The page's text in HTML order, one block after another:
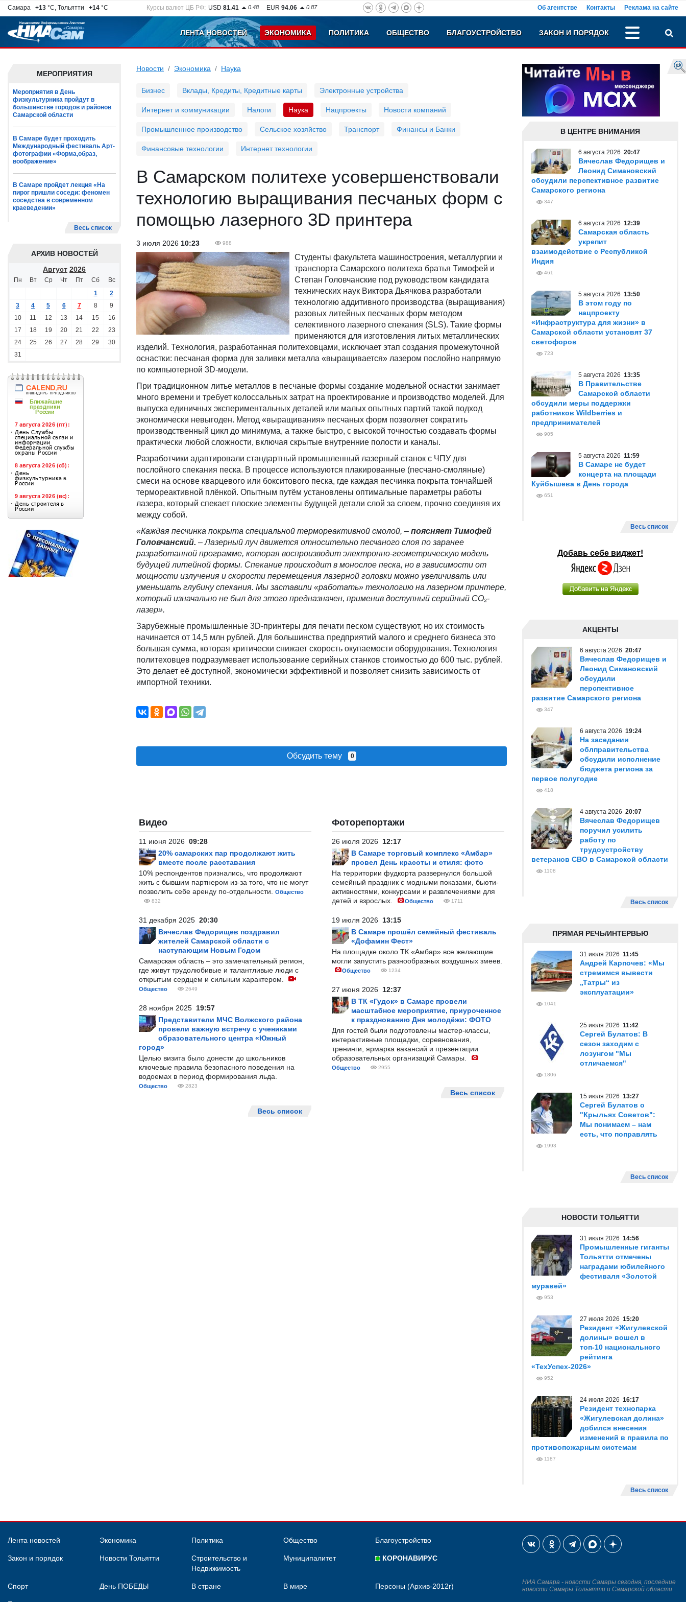
Самара +13 °C, Тольятти +14 °C Курсы валют ЦБ РФ: USD 81.41 0.48 EUR 94.06 0.87 Об агентстве Контакты Реклама на сайте
ЛЕНТА НОВОСТЕЙ ЭКОНОМИКА ПОЛИТИКА ОБЩЕСТВО БЛАГОУСТРОЙСТВО ЗАКОН И ПОРЯДОК
МЕРОПРИЯТИЯ
Мероприятия в День
физкультурника пройдут в
большинстве городов и районов
Самарской области
В Самаре будет проходить
Международный фестиваль Арт-
фотографии «Форма,образ,
воображение»
В Самаре пройдет лекция «На
пирог пришли соседи: феномен
соседства в современном
краеведении»
Весь список
АРХИВ НОВОСТЕЙ
Август 2026
Пн Вт Ср Чт Пт Сб
Вс
1
2
3
4 5 6 7 8
9
10
11 12 13 14 15
16
17
18 19 20 21 22
23
24
25 26 27 28 29
30
31
Новости Экономика Наука
Бизнес Вклады, Кредиты, Кредитные карты Электронные устройства
Интернет и коммуникации Налоги Наука Нацпроекты Новости компаний
Промышленное производство Сельское хозяйство Транспорт Финансы и Банки
Финансовые технологии Интернет технологии
В Самарском политехе усовершенствовали
технологию выращивания песчаных форм с
помощью лазерного 3D принтера
3 июля 2026 10:23 988
Студенты факультета машиностроения, металлургии и
транспорта Самарского политеха братья Тимофей и
Степан Головчанские под руководством кандидата
технических наук Виктора Дьячкова разработали
технологию аддитивного производства (выращивания)
разовых литейных песчаных форм методом
селективного лазерного спекания (SLS). Такие формы
применяются для изготовления литых металлических
изделий. Технология, разработанная политеховцами, исключает этап создания промежуточной
оснастки: песчаная форма для заливки металла «выращивается» лазером послойно напрямую
по компьютерной 3D-модели.
При традиционном литье металлов в песчаные формы создание модельной оснастки занимает
много времени и требует колоссальных затрат на проектирование и производство моделей. Для
выпуска единичных экспериментальных деталей или малых опытных партий такой подход
экономически невыгоден. Метод «выращивания» песчаных форм позволяет сократить
производственный цикл до минимума, а также быстро, с высокой точностью создавать формы
практически любой сложности, включая скрытые внутренние полости и каналы.
Разработчики адаптировали стандартный промышленный лазерный станок с ЧПУ для
послойного спекания песка. В процессе используются плакированные (песчано-смоляные)
смеси на основе кварцевого или бокситового песка, где каждая песчинка покрыта тончайшей
термореактивной плёнкой. Опытным путём установлены оптимальные параметры работы
лазера, который спекает плоские элементы будущей детали слой за слоем, прочно соединяя их
между собой.
«Каждая песчинка покрыта специальной термореактивной смолой, – поясняет Тимофей
Головчанский. –Лазерный луч движется относительно песчаного слоя по заранее
разработанной программе, которая воспроизводит электронно-геометрическую модель
будущей литейной формы. Спекание происходит в монослое песка, но в зависимости от
мощности излучения и скорости перемещения лазерной головки можно увеличивать или
уменьшать глубину спекания. Мы заставили «работать» технологию на лазерном принтере,
который изначально не был для этого предназначен, применив доступный серийный CO₂-
лазер».
Зарубежные промышленные 3D-принтеры для печати песком существуют, но их стоимость
начинается от 14,5 млн рублей. Для большинства предприятий малого и среднего бизнеса это
большая сумма, которая критически снижает скорость окупаемости оборудования. Технология
политеховцев подразумевает использование серийных станков стоимостью до 600 тыс. рублей.
Это делает её доступной, экономически эффективной и позволяет снизить зависимость от
импортной техники.
Обсудить тему 0
Видео
11 июня 2026 09:28
20% самарских пар продолжают жить
вместе после расставания
10% респондентов признались, что продолжают
жить с бывшим партнером из-за того, что не могут
позволить себе аренду по-отдельности.
Общество
832
31 декабря 2025 20:30
Вячеслав Федорищев поздравил
жителей Самарской области с
наступающим Новым Годом
Самарская область – это замечательный регион,
где живут трудолюбивые и талантливые люди с
открытым сердцем и сильным характером.
Общество 2649
28 ноября 2025 19:57
Представители МЧС Волжского района
провели важную встречу с учениками
образовательного центра «Южный
город»
Целью визита было донести до школьников
ключевые правила безопасного поведения на
водоемах в период формирования льда.
Общество 2823
Весь список
Фоторепортажи
26 июля 2026 12:17
В Самаре торговый комплекс «Амбар»
провел День красоты и стиля: фото
На территории фудкорта развернулся большой
семейный праздник с модными показами, бьюти-
активностями, конкурсами и развлечениями для
детей и взрослых.
Общество 1711
19 июля 2026 13:15
В Самаре прошёл семейный фестиваль
«Дофамин Фест»
На площадке около ТК «Амбар» все желающие
могли запустить разнообразных воздушных змеев.
Общество 1234
27 июня 2026 12:37
В ТК «Гудок» в Самаре провели
масштабное мероприятие, приуроченное
к празднованию Дня молодёжи: ФОТО
Для гостей были подготовлены мастер-классы,
интерактивные площадки, соревнования,
тренинги, ярмарка вакансий и презентации
образовательных организаций Самары.
Общество 2955
Весь список
В ЦЕНТРЕ ВНИМАНИЯ
6 августа 2026 20:47
Вячеслав Федорищев и
Леонид Симановский
обсудили перспективное развитие
Самарского региона
347
6 августа 2026 12:39
Самарская область
укрепит
взаимодействие с Республикой
Индия
461
5 августа 2026 13:50
В этом году по
нацпроекту
«Инфраструктура для жизни» в
Самарской области установят 37
светофоров
723
5 августа 2026 13:35
В Правительстве
Самарской области
обсудили меры поддержки
работников Wildberries и
предпринимателей
905
5 августа 2026 11:59
В Самаре не будет
концерта на площади
Куйбышева в День города
651
Весь список
Добавь себе виджет!
АКЦЕНТЫ
6 августа 2026 20:47
Вячеслав Федорищев и
Леонид Симановский
обсудили
перспективное
развитие Самарского региона
347
6 августа 2026 19:24
На заседании
облправительства
обсудили исполнение
бюджета региона за
первое полугодие
418
4 августа 2026 20:07
Вячеслав Федорищев
поручил усилить
работу по
трудоустройству
ветеранов СВО в Самарской области
1108
Весь список
ПРЯМАЯ РЕЧЬ/ИНТЕРВЬЮ
31 июля 2026 11:45
Андрей Карпочев: «Мы
стремимся вывести
„Татры“ из
эксплуатации»
1041
25 июля 2026 11:42
Сергей Булатов: В
сезон заходим с
лозунгом "Мы
отличаемся"
1806
15 июля 2026 13:27
Сергей Булатов о
"Крыльях Советов":
Мы понимаем – нам
есть, что поправлять
1993
Весь список
НОВОСТИ ТОЛЬЯТТИ
31 июля 2026 14:56
Промышленные гиганты
Тольятти отмечены
наградами юбилейного
фестиваля «Золотой
муравей»
953
27 июля 2026 15:20
Резидент «Жигулевской
долины» вошел в
топ-10 национального
рейтинга
«ТехУспех-2026»
952
24 июля 2026 16:17
Резидент технопарка
«Жигулевская долина»
добился внесения
изменений в правила по
противопожарным системам
1187
Весь список
Лента новостей Экономика Политика Общество Благоустройство
Закон и порядок Новости Тольятти
Строительство и
Недвижимость
Муниципалитет КОРОНАВИРУС
Спорт День ПОБЕДЫ В стране В мире Персоны (Архив-2012г)
НИА Самара - новости Самары сегодня, последние
новости Самары Тольятти и Самарской области